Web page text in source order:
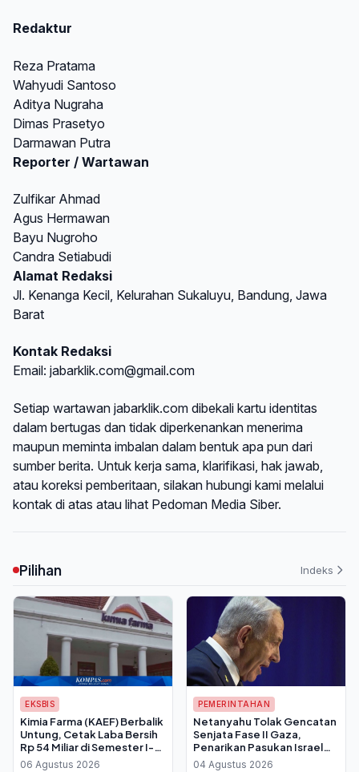
Redaktur
Reza Pratama
Wahyudi Santoso
Aditya Nugraha
Dimas Prasetyo
Darmawan Putra
Reporter / Wartawan
Zulfikar Ahmad
Agus Hermawan
Bayu Nugroho
Candra Setiabudi
Alamat Redaksi
Jl. Kenanga Kecil, Kelurahan Sukaluyu, Bandung, Jawa
Barat
Kontak Redaksi
Email: jabarklik.com@gmail.com
Setiap wartawan jabarklik.com dibekali kartu identitas
dalam bertugas dan tidak diperkenankan menerima
maupun meminta imbalan dalam bentuk apa pun dari
sumber berita. Untuk kerja sama, klarifikasi, hak jawab,
atau koreksi pemberitaan, silakan hubungi kami melalui
kontak di atas atau lihat Pedoman Media Siber.
Pilihan Indeks
EKSBIS
Kimia Farma (KAEF) Berbalik
Untung, Cetak Laba Bersih
Rp 54 Miliar di Semester I-
2026
06 Agustus 2026
PEMERINTAHAN
Netanyahu Tolak Gencatan
Senjata Fase II Gaza,
Penarikan Pasukan Israel
Batal Dilakukan
04 Agustus 2026